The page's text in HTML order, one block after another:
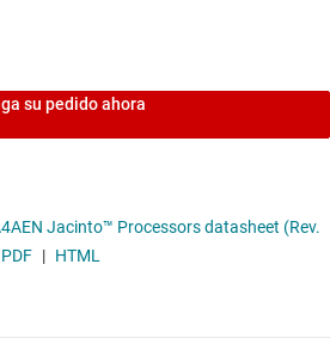
su pedido ahora
Jacinto™ Processors datasheet (Rev.
PDF | HTML